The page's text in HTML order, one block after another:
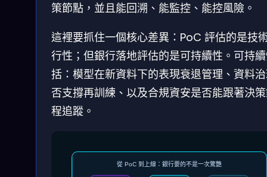
策節點，並且能回溯、能監控、能控風險。
這裡要抓住一個核心差異：PoC 評估的是技
行性；但銀行落地評估的是可持續性。可持
括：模型在新資料下的表現衰退管理、資料
否支撐再訓練、以及合規資安是否能跟著決
程追蹤。
從 PoC 到上線：銀行要的不是一次驚艷